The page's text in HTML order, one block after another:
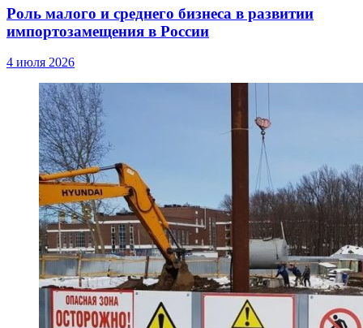
Роль малого и среднего бизнеса в развитии
импортозамещения в России
4 июля 2026